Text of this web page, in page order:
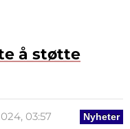
å støtte
Nyheter
03:57